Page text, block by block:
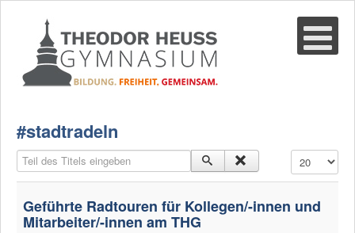
#stadtradeln
Teil des Titels eingeben Anzeige #
Geführte Radtouren für Kollegen/-innen und
Mitarbeiter/-innen am THG